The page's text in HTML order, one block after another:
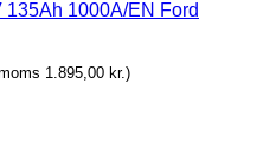
135Ah 1000A/EN Ford
1.895,00 kr.)